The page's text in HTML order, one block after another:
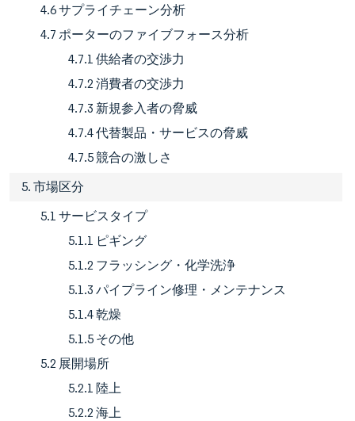
4.6 サプライチェーン分析
4.7 ポーターのファイブフォース分析
4.7.1 供給者の交渉力
4.7.2 消費者の交渉力
4.7.3 新規参入者の脅威
4.7.4 代替製品・サービスの脅威
4.7.5 競合の激しさ
5. 市場区分
5.1 サービスタイプ
5.1.1 ピギング
5.1.2 フラッシング・化学洗浄
5.1.3 パイプライン修理・メンテナンス
5.1.4 乾燥
5.1.5 その他
5.2 展開場所
5.2.1 陸上
5.2.2 海上